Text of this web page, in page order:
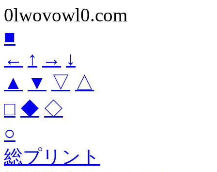
0lwovowl0.com
■
← ↑ → ↓
▲
▼ ▽ △
□ ◆ ◇
○
総プリント